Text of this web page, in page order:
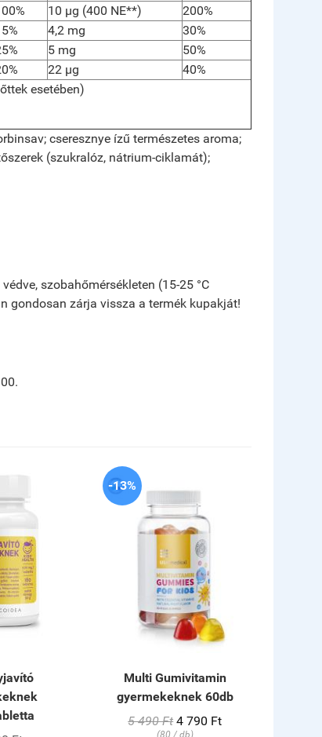
10 µg (400 NE**)
200%
4,2 mg
30%
5 mg
50%
22 µg
40%
esetében)
cseresznye ízű természetes aroma;
(szukralóz, nátrium-ciklamát);
szobahőmérsékleten (15-25 °C
gondosan zárja vissza a termék kupakját!
-13%
Multi Gumivitamin
gyermekeknek 60db
5 490 Ft 4 790 Ft
(80 / db)